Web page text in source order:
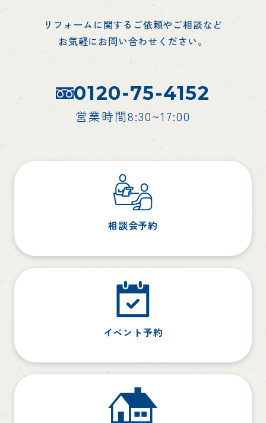
リフォームに関するご依頼やご相談など
お気軽にお問い合わせください。
0120-75-4152
営業時間8:30~17:00
相談会予約
イベント予約